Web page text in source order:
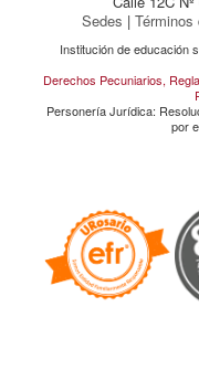
Sedes | Términos
Institución de educación
Derechos Pecuniarios,
Personería Jurídica:
por